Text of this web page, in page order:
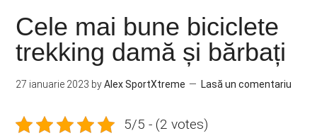
Cele mai bune biciclete
trekking damă și bărbați
27 ianuarie 2023 byAlex SportXtreme Lasă un comentariu
5/5 - (2 votes)